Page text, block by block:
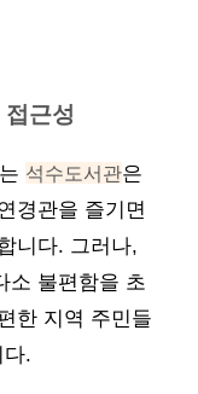
근성
석수도서관은
경관을 즐기면
니다. 그러나,
소 불편함을 초
한 지역 주민들
.